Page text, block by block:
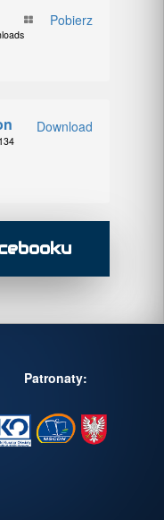
Pobierz
Download
134
Patronaty: